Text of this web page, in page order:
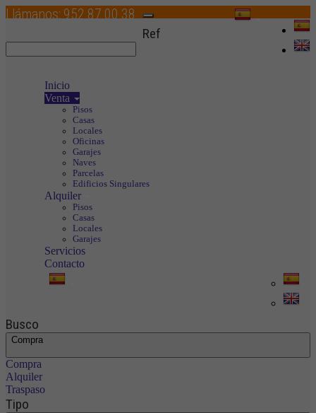
Llámanos:952 87 00 38
Toggle
navigation
Inicio
Venta
Pisos
Casas
Locales
Oficinas
Garajes
Naves
Parcelas
Edificios Singulares
Alquiler
Pisos
Casas
Locales
Garajes
Servicios
Contacto
Ref
Busco
Compra
Compra
Alquiler
Traspaso
Tipo